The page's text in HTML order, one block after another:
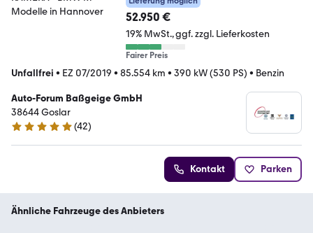
52.950 €
19% MwSt. ggf. zzgl. Lieferkosten
Fairer Preis
Unfallfrei • EZ 07/2019 • 85.554 km • 390 kW (530 PS) • Benzin
Auto-Forum Baßgeige GmbH
38644 Goslar
4.9 Sterne
(42)
Kontakt Parken
Ähnliche Fahrzeuge des Anbieters